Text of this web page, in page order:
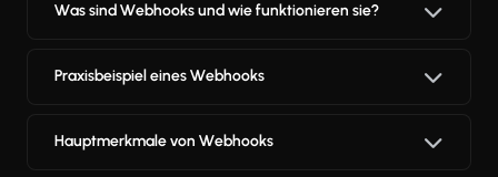
Was sind Webhooks und wie funktionieren sie?
Praxisbeispiel eines Webhooks
Hauptmerkmale von Webhooks